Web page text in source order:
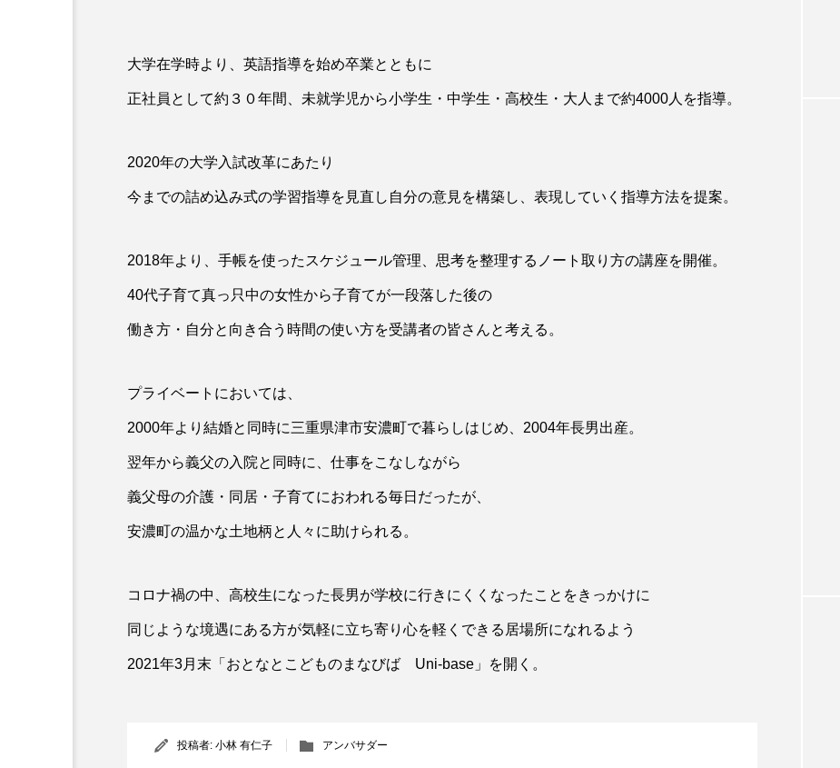
大学在学時より、英語指導を始め卒業とともに
正社員として約３０年間、未就学児から小学生・中学生・高校生・大人まで約4000人を指導。
2020年の大学入試改革にあたり
今までの詰め込み式の学習指導を見直し自分の意見を構築し、表現していく指導方法を提案。
2018年より、手帳を使ったスケジュール管理、思考を整理するノート取り方の講座を開催。
40代子育て真っ只中の女性から子育てが一段落した後の
働き方・自分と向き合う時間の使い方を受講者の皆さんと考える。
プライベートにおいては、
2000年より結婚と同時に三重県津市安濃町で暮らしはじめ、2004年長男出産。
翌年から義父の入院と同時に、仕事をこなしながら
義父母の介護・同居・子育てにおわれる毎日だったが、
安濃町の温かな土地柄と人々に助けられる。
コロナ禍の中、高校生になった長男が学校に行きにくくなったことをきっかけに
同じような境遇にある方が気軽に立ち寄り心を軽くできる居場所になれるよう
2021年3月末「おとなとこどものまなびば Uni-base」を開く。
投稿者: 小林 有仁子 アンバサダー